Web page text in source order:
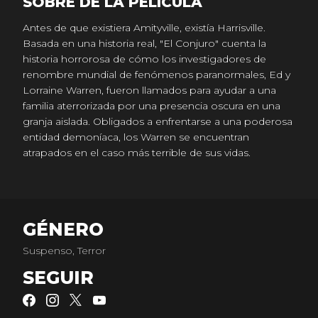
Antes de que existiera Amityville, existía Harrisville.
Basada en una historia real, "El Conjuro" cuenta la
historia horrorosa de cómo los investigadores de
renombre mundial de fenómenos paranormales, Ed y
Lorraine Warren, fueron llamados para ayudar a una
familia aterrorizada por una presencia oscura en una
granja aislada. Obligados a enfrentarse a una poderosa
entidad demoníaca, los Warren se encuentran
atrapados en el caso más terrible de sus vidas.
GÉNERO
Suspenso, Terror
SEGUIR